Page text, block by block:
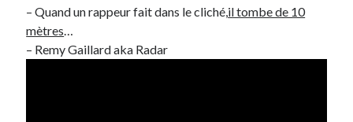
– Quand un rappeur fait dans le cliché, il tombe de 10
mètres
– Remy Gaillard aka Radar